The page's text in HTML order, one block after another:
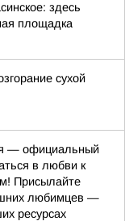
здесь
площадка
сухой
— официальный
в любви к
Присылайте
любимцев —
ресурсах